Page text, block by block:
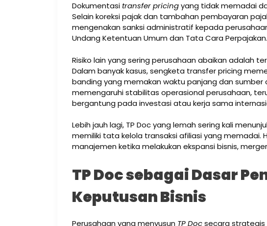
Dokumentasi transfer pricingyang tidak memadai
Selain koreksi pajak dan tambahan pembayaran
mengenakan sanksi administratif kepada
Undang Ketentuan Umum dan Tata Cara Perpajakan.
Risiko lain yang sering perusahaan abaikan adalah
Dalam banyak kasus, sengketa transfer pricing
banding yang memakan waktu panjang dan sumber
memengaruhi stabilitas operasional perusahaan,
bergantung pada investasi atau kerja sama
Lebih jauh lagi, TP Doc yang lemah sering kali
memiliki tata kelola transaksi afiliasi yang memadai.
manajemen ketika melakukan ekspansi bisnis,
TP Doc sebagai Dasar
Keputusan Bisnis
Perusahaan yang menyusun TP Docsecara